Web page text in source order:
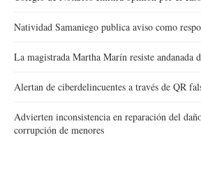
Natividad Samaniego publica aviso como
La magistrada Martha Marín resiste andanada
Alertan de ciberdelincuentes a través de QR
Advierten inconsistencia en reparación del
corrupción de menores